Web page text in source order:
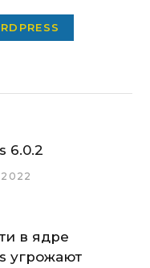
6.0.2
в ядре
угрожают